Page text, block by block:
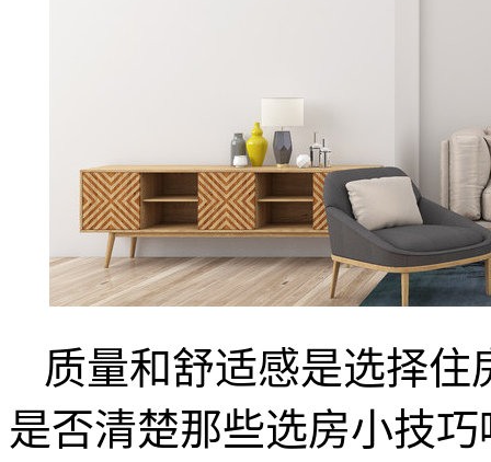
质量和舒适感是选择
是否清楚那些选房小技巧